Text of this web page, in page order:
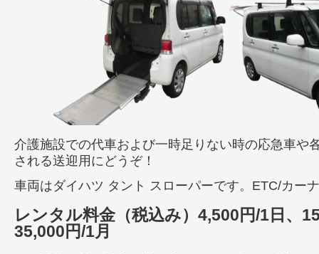
介護施設での代車および一時足りない時の応急車や
される送迎用にどうぞ！
車両はダイハツ タント スローパーです。ETC/カー
レンタル料金（税込み）4,500円/1日、
35,000円/1月